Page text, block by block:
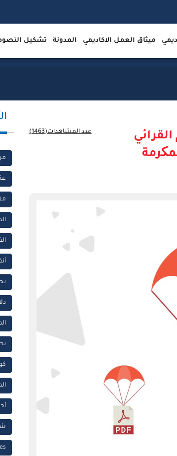
ميثاق العمل الاكاديمي المدونة تشكيل
عدد المشاهدات(1463)